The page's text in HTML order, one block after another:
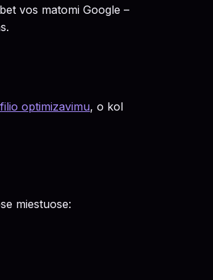
vos matomi Google –
optimizavimu, o kol
miestuose: